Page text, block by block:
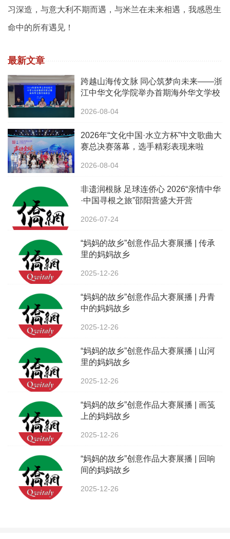
习深造，与意大利不期而遇，与米兰在未来相遇，我感恩生
命中的所有遇见！
最新文章
跨越山海传文脉 同心筑梦向未来——浙
江中华文化学院举办首期海外华文学校
2026-08-04
2026年“文化中国·水立方杯”中文歌曲大
赛总决赛落幕，选手精彩表现来啦
2026-08-04
非遗润根脉 足球连侨心 2026“亲情中华
·中国寻根之旅”邵阳营盛大开营
2026-07-24
“妈妈的故乡”创意作品大赛展播 | 传承
里的妈妈故乡
2025-12-26
“妈妈的故乡”创意作品大赛展播 | 丹青
中的妈妈故乡
2025-12-26
“妈妈的故乡”创意作品大赛展播 | 山河
里的妈妈故乡
2025-12-26
“妈妈的故乡”创意作品大赛展播 | 画笺
上的妈妈故乡
2025-12-26
“妈妈的故乡”创意作品大赛展播 | 回响
间的妈妈故乡
2025-12-26